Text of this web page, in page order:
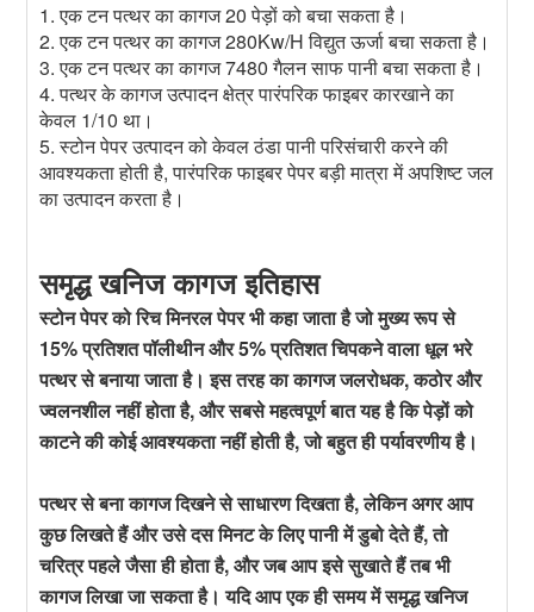
1. एक टन पत्थर का कागज 20 पेड़ों को बचा सकता है।
2. एक टन पत्थर का कागज 280Kw/H विद्युत ऊर्जा बचा सकता है।
3. एक टन पत्थर का कागज 7480 गैलन साफ पानी बचा सकता है।
4. पत्थर के कागज उत्पादन क्षेत्र पारंपरिक फाइबर कारखाने का
केवल 1/10 था।
5. स्टोन पेपर उत्पादन को केवल ठंडा पानी परिसंचारी करने की
आवश्यकता होती है, पारंपरिक फाइबर पेपर बड़ी मात्रा में अपशिष्ट जल
का उत्पादन करता है।
समृद्ध खनिज कागज इतिहास
स्टोन पेपर को रिच मिनरल पेपर भी कहा जाता है जो मुख्य रूप से
15% प्रतिशत पॉलीथीन और 5% प्रतिशत चिपकने वाला धूल भरे
पत्थर से बनाया जाता है। इस तरह का कागज जलरोधक, कठोर और
ज्वलनशील नहीं होता है, और सबसे महत्वपूर्ण बात यह है कि पेड़ों को
काटने की कोई आवश्यकता नहीं होती है, जो बहुत ही पर्यावरणीय है।
पत्थर से बना कागज दिखने से साधारण दिखता है, लेकिन अगर आप
कुछ लिखते हैं और उसे दस मिनट के लिए पानी में डुबो देते हैं, तो
चरित्र पहले जैसा ही होता है, और जब आप इसे सुखाते हैं तब भी
कागज लिखा जा सकता है। यदि आप एक ही समय में समृद्ध खनिज